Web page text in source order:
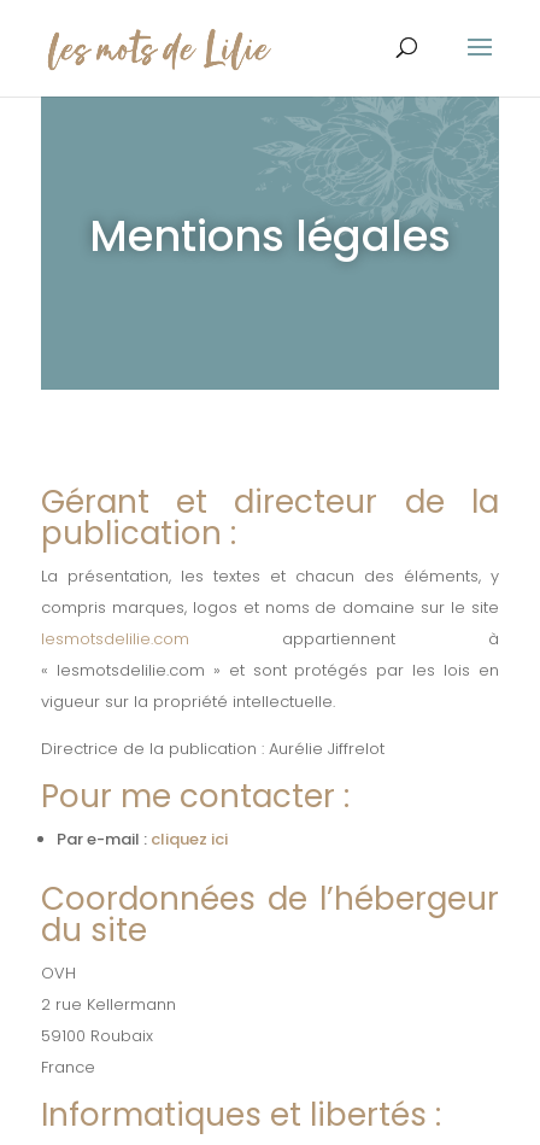
Mentions légales
Gérant et directeur de la
publication :
La présentation, les textes et chacun des éléments, y
compris marques, logos et noms de domaine sur le site
lesmotsdelilie.com appartiennent à
« lesmotsdelilie.com » et sont protégés par les lois en
vigueur sur la propriété intellectuelle.
Directrice de la publication : Aurélie Jiffrelot
Pour me contacter :
Par e-mail : cliquez ici
Coordonnées de l’hébergeur
du site
OVH
2 rue Kellermann
59100 Roubaix
France
Informatiques et libertés :